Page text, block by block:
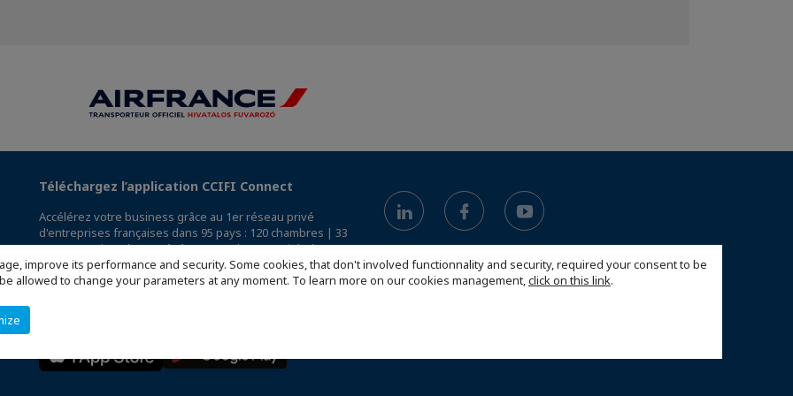
improve its performance and security. Some cookies, that don't involved functionnality and security, required your consent to be
allowed to change your parameters at any moment. To learn more on our cookies management,click on this link.
Téléchargez l’application CCIFI Connect
Accélérez votre business grâce au 1er réseau privé
d'entreprises françaises dans 95 pays : 120 chambres | 33
000 entreprises | 4 000 événements | 300 comités | 1 200
avantages exclusifs